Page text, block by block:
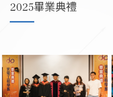
2025畢業典禮